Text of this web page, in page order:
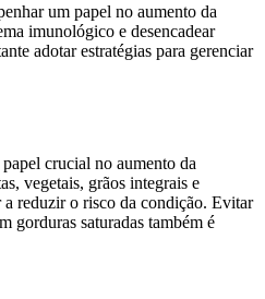
um papel no aumento da
imunológico e desencadear
adotar estratégias para gerenciar
crucial no aumento da
vegetais, grãos integrais e
a reduzir o risco da condição. Evitar
gorduras saturadas também é